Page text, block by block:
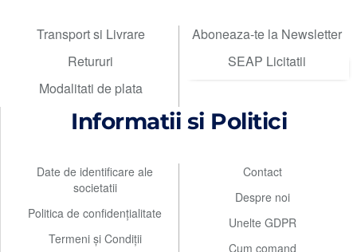
Transport si Livrare
Retururi
Modalitati de plata
Aboneaza-te la Newsletter
SEAP Licitatii
Informatii si Politici
Date de identificare ale
societatii
Politica de confidențialitate
Termeni și Condiții
Contact
Despre noi
Unelte GDPR
Cum comand